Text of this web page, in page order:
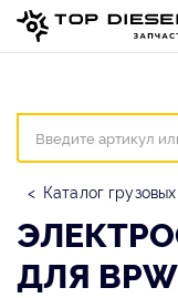
Каталог
ДЛЯ BPW